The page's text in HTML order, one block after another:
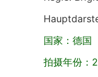
国家：德国
拍摄年份：